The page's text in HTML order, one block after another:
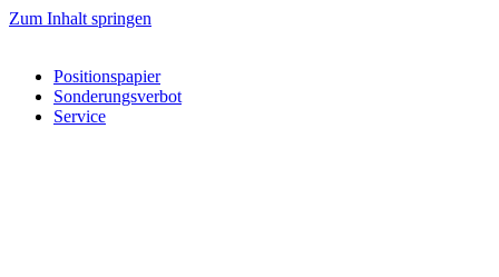
Zum Inhalt springen
Positionspapier
Sonderungsverbot
Service